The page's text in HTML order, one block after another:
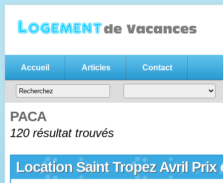
Annonce location vacances
Votreannonce de location de vacances gratuite
, n'hésitez pas
entre particuliers
Accueil Articles Contact
PACA
120 résultat trouvés
Location Saint Tropez Avril Prix